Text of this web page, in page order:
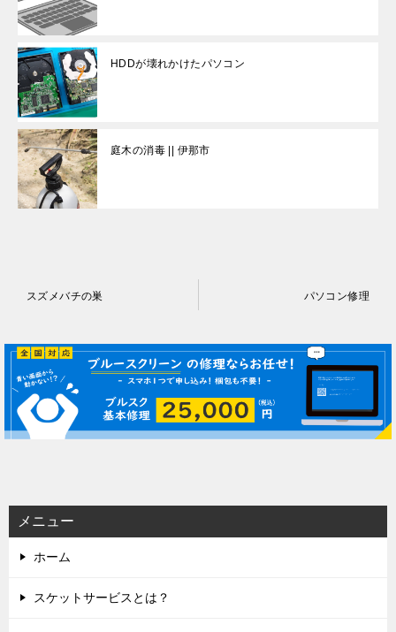
HDDが壊れかけたパソコン
庭木の消毒 || 伊那市
ナ
ビ
ゲ
ー
ン
スズメバチの巣 パソコン修理
メニュー
ホーム
スケットサービスとは？